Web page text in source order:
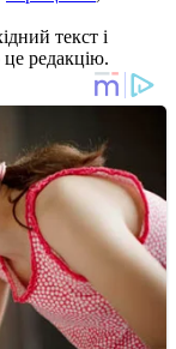
текст і
редакцію.